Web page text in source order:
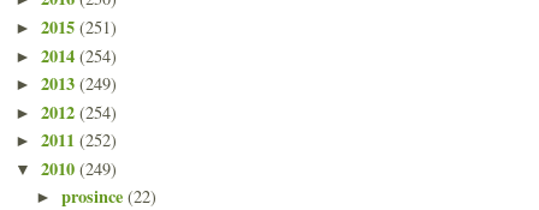
► 2015 (251)
► 2014 (254)
► 2013 (249)
► 2012 (254)
► 2011 (252)
▼ 2010 (249)
►prosince(22)